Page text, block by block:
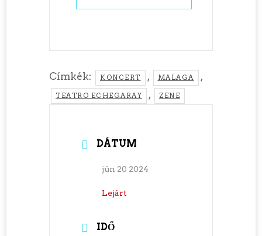
Címkék: KONCERT , MALAGA ,
TEATRO ECHEGARAY , ZENE
DÁTUM
jún 20 2024
Lejárt
IDŐ